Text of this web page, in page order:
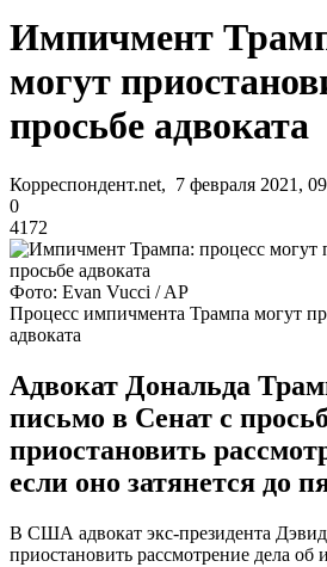
Импичмент
могут
просьбе адвоката
Корреспондент.net, 7 февраля 2021,
0
4172
Фото: Evan Vucci / AP
Процесс импичмента Трампа могут
адвоката
Адвокат Дональда
письмо в Сенат с
приостановить
если оно затянется до
В США адвокат экс-президента
приостановить рассмотрение дела